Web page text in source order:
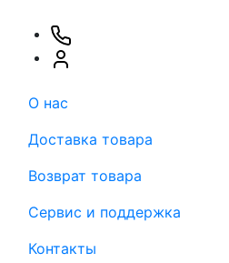
О нас
Доставка товара
Возврат товара
Сервис и поддержка
Контакты